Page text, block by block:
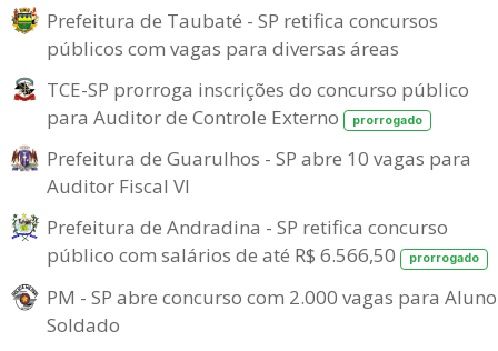
Prefeitura de Taubaté - SP retifica concursos
públicos com vagas para diversas áreas
TCE-SP prorroga inscrições do concurso público
para Auditor de Controle Externo
prorrogado
Prefeitura de Guarulhos - SP abre 10 vagas para
Auditor Fiscal VI
Prefeitura de Andradina - SP retifica concurso
público com salários de até R$ 6.566,50
prorrogado
PM - SP abre concurso com 2.000 vagas para
Soldado